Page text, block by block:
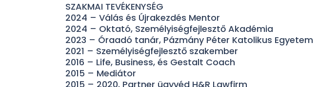
SZAKMAI TEVÉKENYSÉG
2024 – Válás és Újrakezdés Mentor
2024 – Oktató, Személyiségfejlesztő Akadémia
2023 – Óraadó tanár, Pázmány Péter Katolikus Egyetem
2021 – Személyiségfejlesztő szakember
2016 – Life, Business, és Gestalt Coach
2015 – Mediátor
2015 – 2020. Partner ügyvéd H&R Lawfirm